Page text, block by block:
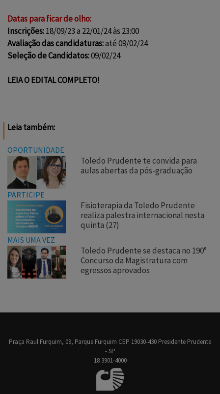
Datas para ficar de olho:
Inscrições:18/09/23 a 22/01/24 às 23:00
Avaliação das candidaturas:até 09/02/24
Seleção de Candidatos:09/02/24
LEIA O EDITAL COMPLETO!
Leia também:
OPORTUNIDADE
Toledo Prudente te convida para
aulas abertas da pós-graduação
PARTICIPE
Fisioterapia da Toledo Prudente
realiza palestra internacional nesta
quinta (27)
MAIS UMA VEZ
Toledo Prudente se destaca no 190°
Concurso da Magistratura com
egressos aprovados
Praça Raul Furquim, 09, Parque Furquim CEP 19030-430 Presidente Prudente
- SP
18 3901-4000